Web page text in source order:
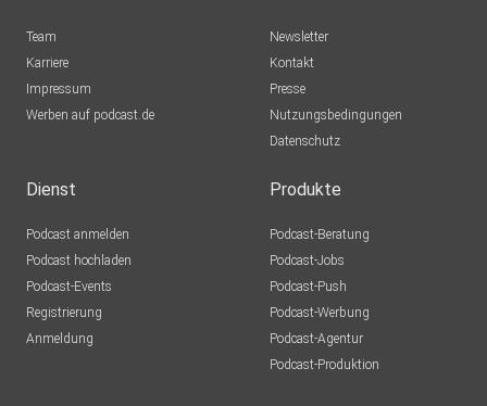
Team
Karriere
Impressum
Werben auf podcast.de
Newsletter
Kontakt
Presse
Nutzungsbedingungen
Datenschutz
Dienst
Podcast anmelden
Podcast hochladen
Podcast-Events
Registrierung
Anmeldung
Produkte
Podcast-Beratung
Podcast-Jobs
Podcast-Push
Podcast-Werbung
Podcast-Agentur
Podcast-Produktion